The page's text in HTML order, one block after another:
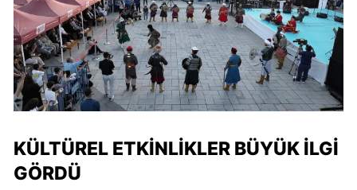
KÜLTÜREL ETKINLIKLER BÜYÜK İLGI
GÖRDÜ